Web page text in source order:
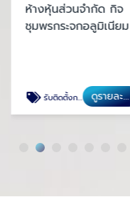
ห้างหุ้นส่วนจำกัด กิจ
ชุมพรกระจกอลูมิเนียม
รับติดตั้งกระจกโค้ง ดูรายละเอียด